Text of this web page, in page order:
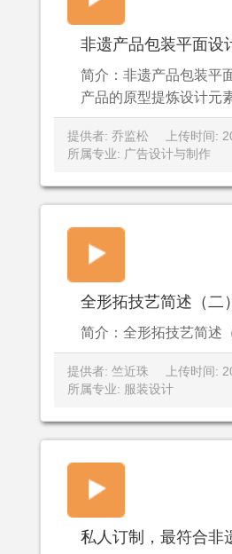
简介：非遗产品包装
产品的原型提炼设计元
提供者: 乔监松
上传时间:
所属专业: 广告设计与制作
全形拓技艺简述（二）
简介：全形拓技艺简述
提供者: 竺近珠
上传时间:
所属专业: 服装设计